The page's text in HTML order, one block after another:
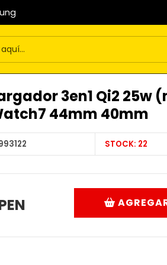
3en1 Qi2 25w
44mm 40mm
STOCK: 22